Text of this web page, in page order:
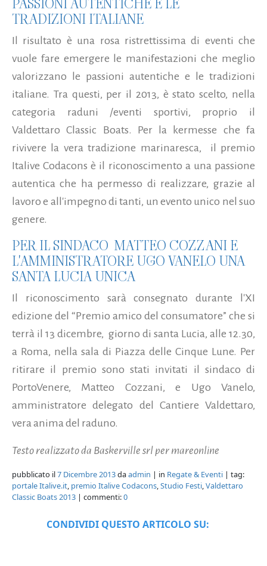
TRADIZIONI ITALIANE
Il risultato è una rosa ristrettissima di eventi che
vuole fare emergere le manifestazioni che meglio
valorizzano le passioni autentiche e le tradizioni
italiane. Tra questi, per il 2013, è stato scelto, nella
categoria raduni /eventi sportivi, proprio il
Valdettaro Classic Boats. Per la kermesse che fa
rivivere la vera tradizione marinaresca, il premio
Italive Codacons è il riconoscimento a una passione
autentica che ha permesso di realizzare, grazie al
lavoro e all'impegno di tanti, un evento unico nel suo
genere.
PER IL SINDACO MATTEO COZZANI E
L'AMMINISTRATORE UGO VANELO UNA
SANTA LUCIA UNICA
Il riconoscimento sarà consegnato durante l'XI
edizione del “Premio amico del consumatore” che si
terrà il 13 dicembre, giorno di santa Lucia, alle 12.30,
a Roma, nella sala di Piazza delle Cinque Lune. Per
ritirare il premio sono stati invitati il sindaco di
PortoVenere, Matteo Cozzani, e Ugo Vanelo,
amministratore delegato del Cantiere Valdettaro,
vera anima del raduno.
Testo realizzato da Baskerville srl per mareonline
pubblicato il7 Dicembre 2013daadmin | in Regate & Eventi | tag:
portale Italive.it, premio Italive Codacons,Studio Festi,Valdettaro
Classic Boats 2013 | commenti:0
CONDIVIDI QUESTO ARTICOLO SU: